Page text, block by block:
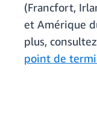
(Francfort,
et Amérique
plus, consultez
point de